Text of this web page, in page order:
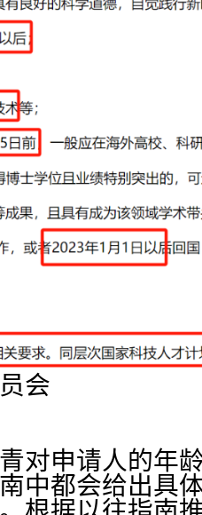
会
对申请人的年
中都会给出具